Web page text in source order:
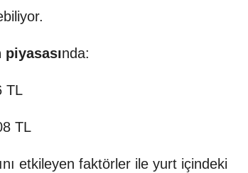
piyasasında:
TL
TL
etkileyen faktörler ile yurt içindeki